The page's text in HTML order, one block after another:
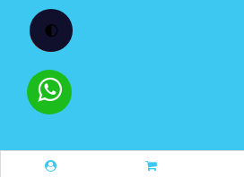
🌓
Created By Estore